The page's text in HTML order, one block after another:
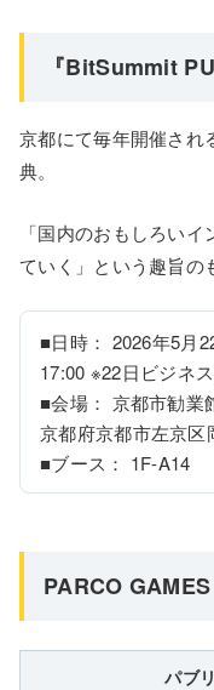
『BitSummit
京都にて毎年開催され
典。
「国内のおもしろい
ていく」という趣旨の
■日時： 2026年5月
17:00 ※22日ビジネ
■会場： 京都市勧業
京都府京都市左京区
■ブース： 1F-A14
PARCO
パブ